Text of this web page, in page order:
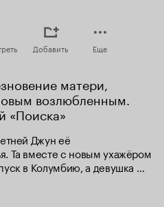
Добавить Еще
матери,
возлюбленным.
«Поиска»
Джун её
Та вместе с новым ухажёром
в Колумбию, а девушка
но когда мама
начинает поиски.